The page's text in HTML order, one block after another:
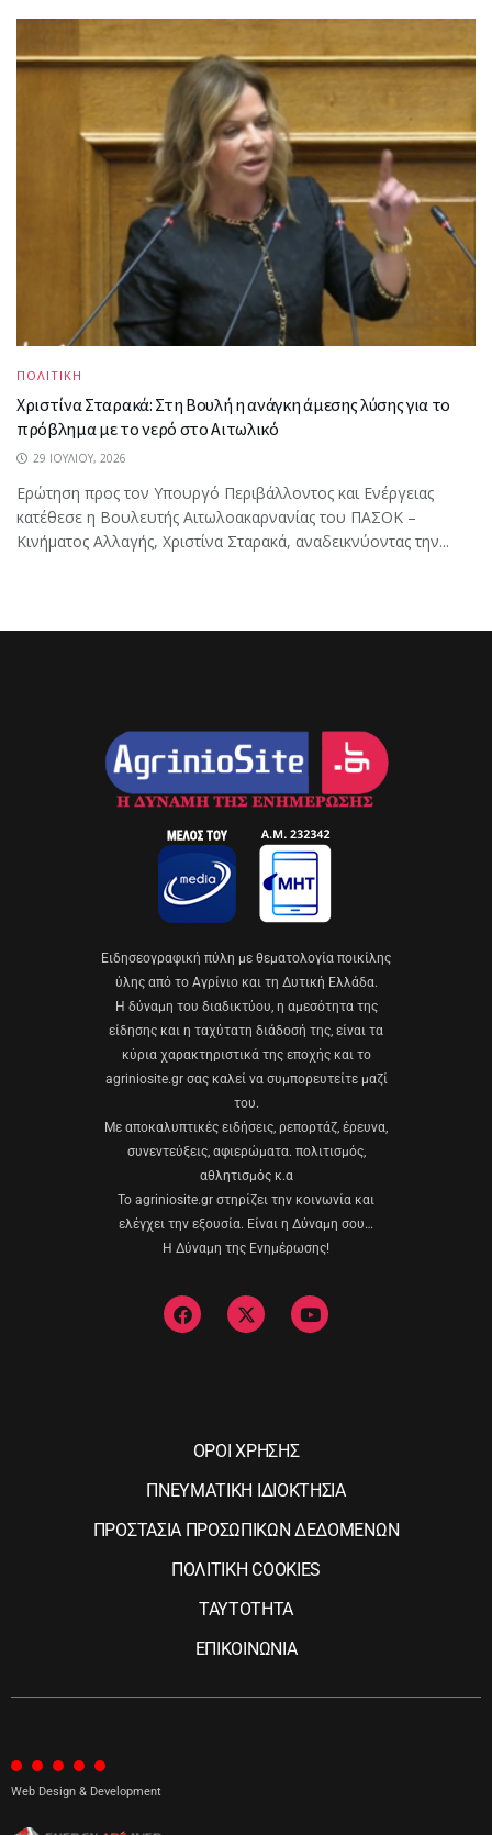
ΠΟΛΙΤΙΚΗ
Χριστίνα Σταρακά: Στη Βουλή η ανάγκη άμεσης λύσης για το
πρόβλημα με το νερό στο Αιτωλικό
29 ΙΟΥΛΊΟΥ, 2026
Ερώτηση προς τον Υπουργό Περιβάλλοντος και Ενέργειας
κατέθεσε η Βουλευτής Αιτωλοακαρνανίας του ΠΑΣΟΚ –
Κινήματος Αλλαγής, Χριστίνα Σταρακά, αναδεικνύοντας την...
Eιδησεογραφική πύλη με θεματολογία ποικίλης
ύλης από το Αγρίνιο και τη Δυτική Ελλάδα.
Η δύναμη του διαδικτύου, η αμεσότητα της
είδησης και η ταχύτατη διάδοσή της, είναι τα
κύρια χαρακτηριστικά της εποχής και το
agriniosite.gr σας καλεί να συμπορευτείτε μαζί
του.
Με αποκαλυπτικές ειδήσεις, ρεπορτάζ, έρευνα,
συνεντεύξεις, αφιερώματα. πολιτισμός,
αθλητισμός κ.α
Το agriniosite.gr στηρίζει την κοινωνία και
ελέγχει την εξουσία. Είναι η Δύναμη σου…
Η Δύναμη της Ενημέρωσης!
ΟΡΟΙ ΧΡΗΣΗΣ
ΠΝΕΥΜΑΤΙΚΗ ΙΔΙΟΚΤΗΣΙΑ
ΠΡΟΣΤΑΣΙΑ ΠΡΟΣΩΠΙΚΩΝ ΔΕΔΟΜΕΝΩΝ
ΠΟΛΙΤΙΚΗ COOKIES
ΤΑΥΤΟΤΗΤΑ
ΕΠΙΚΟΙΝΩΝΙΑ
Web Design & Development